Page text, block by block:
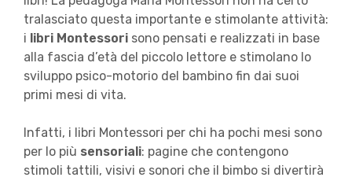
tralasciato questa importante e stimolante attività:
i libri Montessori sono pensati e realizzati in base
alla fascia d’età del piccolo lettore e stimolano lo
sviluppo psico-motorio del bambino fin dai suoi
primi mesi di vita.
Infatti, i libri Montessori per chi ha pochi mesi sono
per lo più sensoriali: pagine che contengono
stimoli tattili, visivi e sonori che il bimbo si divertirà